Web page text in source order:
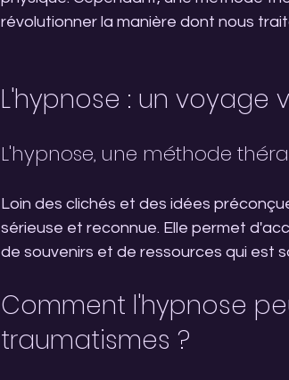
révolutionner la manière dont nous
L'hypnose : un voyage
L'hypnose, une méthode
Loin des clichés et des idées
sérieuse et reconnue. Elle permet
de souvenirs et de ressources qui est
Comment l'hypnose
traumatismes ?